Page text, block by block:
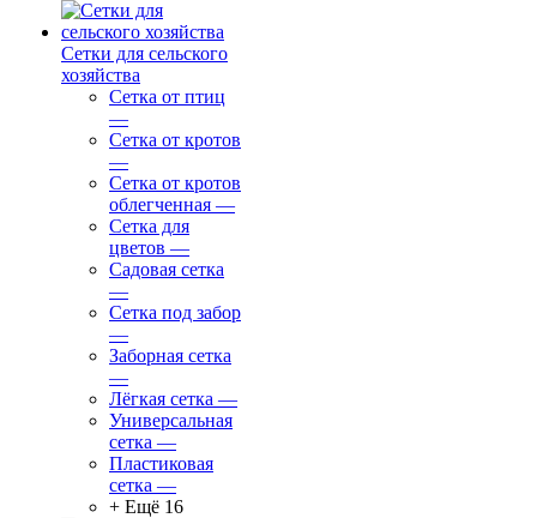
Сетки для сельского
хозяйства
Сетка от птиц
—
Сетка от кротов
—
Сетка от кротов
облегченная —
Сетка для
цветов —
Садовая сетка
—
Сетка под забор
—
Заборная сетка
—
Лёгкая сетка —
Универсальная
сетка —
Пластиковая
сетка —
+ Ещё 16